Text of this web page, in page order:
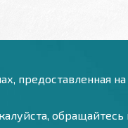
предоставленная